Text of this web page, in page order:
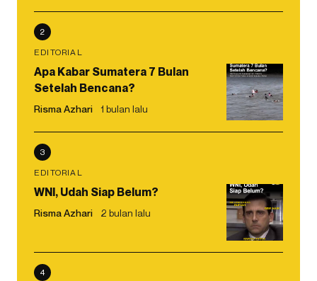
2
EDITORIAL
Apa Kabar Sumatera 7 Bulan
Setelah Bencana?
Risma Azhari 1 bulan lalu
3
EDITORIAL
WNI, Udah Siap Belum?
Risma Azhari 2 bulan lalu
4